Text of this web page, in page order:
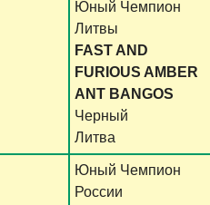
Юный Чемпион
Литвы
FAST AND
FURIOUS AMBER
ANT BANGOS
Черный
Литва
Юный Чемпион
России